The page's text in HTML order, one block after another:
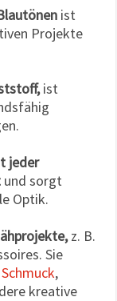
ist
Projekte
ist
jeder
und sorgt
Optik.
z. B.
Sie
Schmuck,
kreative